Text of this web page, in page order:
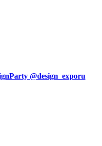
@design_exporu